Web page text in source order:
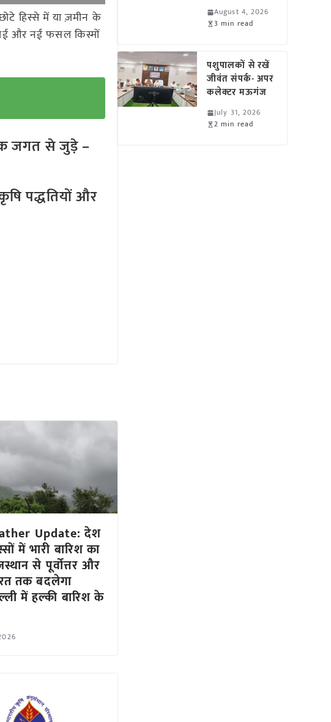
हिस्से में या ज़मीन के
और नई फसल किस्मों
जगत से जुड़े –
पद्धतियों और
Update: देश
में भारी बारिश का
से पूर्वोत्तर और
तक बदलेगा
में हल्की बारिश के
August 4, 2026
3 min read
पशुपालकों से रखें
जीवंत संपर्क- अपर
कलेक्टर मऊगंज
July 31, 2026
2 min read